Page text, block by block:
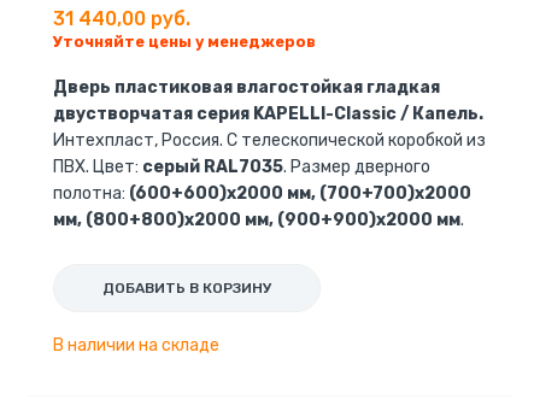
31 440,00 руб.
Уточняйте цены у менеджеров
Дверь пластиковая влагостойкая гладкая
двустворчатая серия KAPELLI-Classic / Капель.
Интехпласт, Россия. С телескопической коробкой из
ПВХ. Цвет: серый RAL7035. Размер дверного
полотна: (600+600)х2000 мм, (700+700)х2000
мм, (800+800)х2000 мм, (900+900)х2000 мм.
ДОБАВИТЬ В КОРЗИНУ
В наличии на складе